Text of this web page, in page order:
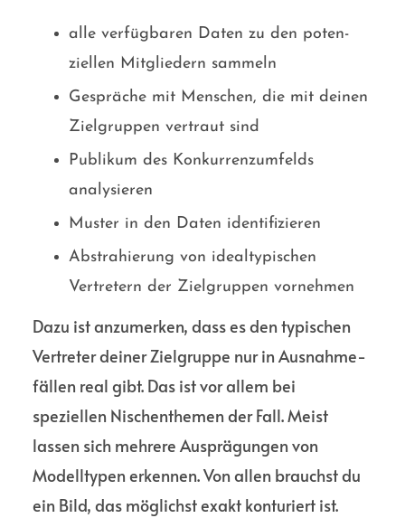
alle verfüg­baren Daten zu den poten­
ziellen Mitgliedern sammeln
Gespräche mit Menschen, die mit deinen
Ziel­gruppen vertraut sind
Publikum des Konkur­renz­umfelds
analysieren
Muster in den Daten identi­fizieren
Abstrahierung von ideal­typischen
Vertretern der Ziel­gruppen vornehmen
Dazu ist anzumerken, dass es den typischen
Vertreter deiner Ziel­gruppe nur in Ausnahme­
fällen real gibt. Das ist vor allem bei
speziellen Nischen­themen der Fall. Meist
lassen sich mehrere Ausprä­gungen von
Modell­typen erkennen. Von allen brauchst du
ein Bild, das möglichst exakt kontu­riert ist.